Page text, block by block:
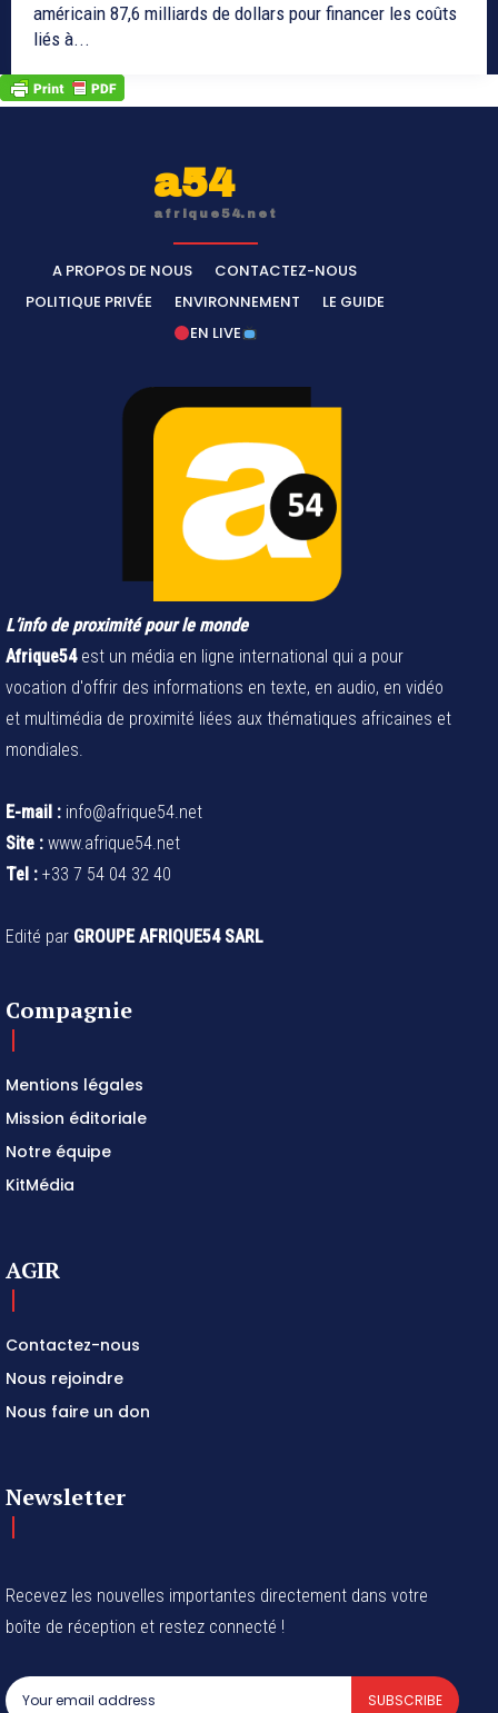
américain 87,6 milliards de dollars pour financer les coûts
liés à...
a54
afrique54.net
A PROPOS DE NOUS
CONTACTEZ-NOUS
POLITIQUE PRIVÉE
ENVIRONNEMENT
LE GUIDE
EN LIVE
L’info de proximité pour le monde
Afrique54est un média en ligne international qui a pour
vocation d'offrir des informations en texte, en audio, en vidéo
et multimédia de proximité liées aux thématiques africaines et
mondiales.
E-mail : info@afrique54.net
Site : www.afrique54.net
Tel : +33 7 54 04 32 40
Edité par GROUPE AFRIQUE54 SARL
Compagnie
Mentions légales
Mission éditoriale
Notre équipe
KitMédia
AGIR
Contactez-nous
Nous rejoindre
Nous faire un don
Newsletter
Recevez les nouvelles importantes directement dans votre
boîte de réception et restez connecté !
SUBSCRIBE